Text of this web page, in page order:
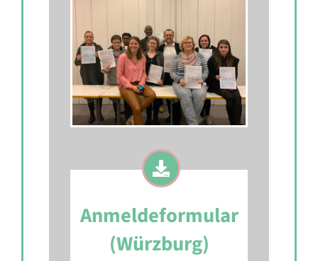
Anmeldeformular
(Würzburg)